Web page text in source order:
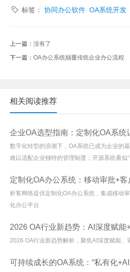
标签： 协同办公软件 OA系统开发
上一篇： 没有了
下一篇： OA办公系统颠覆传统企业办公流程
相关阅读推荐
企业OA选型指南：定制化OA系
数字化转型的浪潮下，OA系统已成为企业的
难以适配企业独特的管理制度；开源系统看似
定制化OA办公系统：移动审批+
析客网络提供定制化OA办公系统，集成移动
化办公平台
2026 OA行业新趋势：AI深度赋
2026 OA行业新趋势解析，聚焦AI深度赋能
可持续成长的OA系统：“私有化